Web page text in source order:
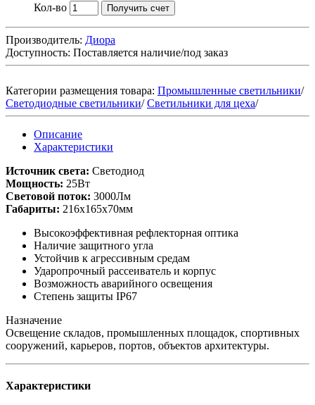
Кол-во Получить счет
Производитель: Диора
Доступность: Поставляется наличие/под заказ
Категории размещения товара: Промышленные светильники/
Светодиодные светильники/Светильники для цеха/
Описание
Характеристики
Источник света: Светодиод
Мощность: 25Вт
Световой поток: 3000Лм
Габариты: 216х165х70мм
Высокоэффективная рефлекторная оптика
Наличие защитного угла
Устойчив к агрессивным средам
Ударопрочный рассеиватель и корпус
Возможность аварийного освещения
Степень защиты IP67
Назначение
Освещение складов, промышленных площадок, спортивных
сооружений, карьеров, портов, объектов архитектуры.
Характеристики